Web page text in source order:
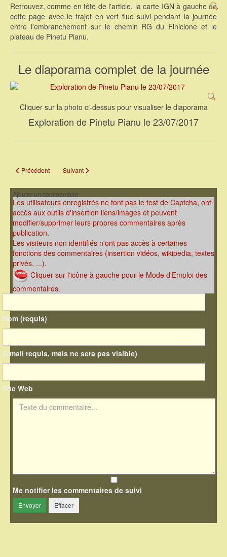
Retrouvez, comme en tête de l'article, la carte IGN à gauche de
cette page avec le trajet en vert fluo suivi pendant la journée
entre l'embranchement sur le chemin RG du Finicione et le
plateau de Pinetu Pianu.
Le diaporama complet de la journée
Cliquer sur la photo ci-dessus pour visualiser le diaporama
Exploration de Pinetu Pianu le 23/07/2017
Article précédent : L'article Corse-Matin sur Luviu du 18/08/2017
Précédent Article suivant : Corse épique, la montée à Pinetu Pianu le
Suivant
Ajouter un commentaire
Les utilisateurs enregistrés ne font pas le test de Captcha, ont
accès aux outils d'insertion liens/images et peuvent
modifier/supprimer leurs propres commentaires après
publication.
Les visiteurs non identifiés n'ont pas accès à certaines
fonctions des commentaires (insertion vidéos, wikipedia, textes
privés, ...).
Cliquer sur l'icône à gauche pour le Mode d'Emploi des
commentaires.
Nom (requis)
E-mail requis, mais ne sera pas visible)
Site Web
Texte du commentaire
Me notifier les commentaires de suivi
Envoyer Effacer